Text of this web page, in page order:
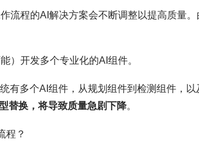
流程的AI解决方案会不断调整以提高质量。
）开发多个专业化的AI组件。
有多个AI组件，从规划组件到检测组件，以
替换，将导致质量急剧下降。
程？